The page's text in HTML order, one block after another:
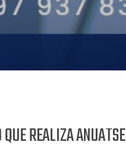
REALIZA ANUATSE